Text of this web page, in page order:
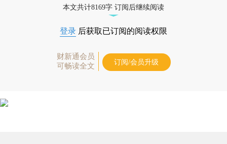
本文共计8169字 订阅后继续阅读
登录 后获取已订阅的阅读权限
财新通会员
可畅读全文
订阅/会员升级